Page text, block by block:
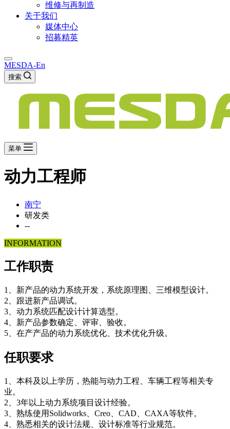
维修与再制造
关于我们
媒体中心
招募精英
MESDA-En
搜索
菜单
动力工程师
南宁
研发类
--
INFORMATION
工作职责
1、新产品的动力系统开发，系统原理图、三维模型设计。
2、跟进新产品调试。
3、动力系统匹配设计计算选型。
4、新产品参数确定、评审、验收。
5、在产产品的动力系统优化、技术优化升级。
任职要求
1、本科及以上学历，热能与动力工程、车辆工程等相关专
业。
2、3年以上动力系统项目设计经验。
3、熟练使用Solidworks、Creo、CAD、CAXA等软件。
4、熟悉相关的设计法规、设计标准等行业规范。